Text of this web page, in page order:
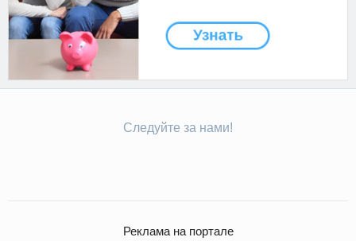
Следуйте за нами!
Реклама на портале